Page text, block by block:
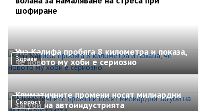
шофиране
Здраве
Уиз Калифа пробяга 8 километра и показа,
че новото му хоби е сериозно
Скорост
Климатичните промени носят милиардни
загуби на автоиндустрията